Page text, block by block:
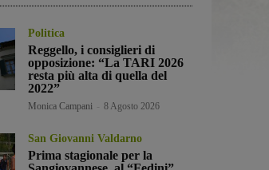
Politica
Reggello, i consiglieri di
opposizione: “La TARI 2026
resta più alta di quella del
2022”
Monica Campani 8 Agosto 2026
San Giovanni Valdarno
Prima stagionale per la